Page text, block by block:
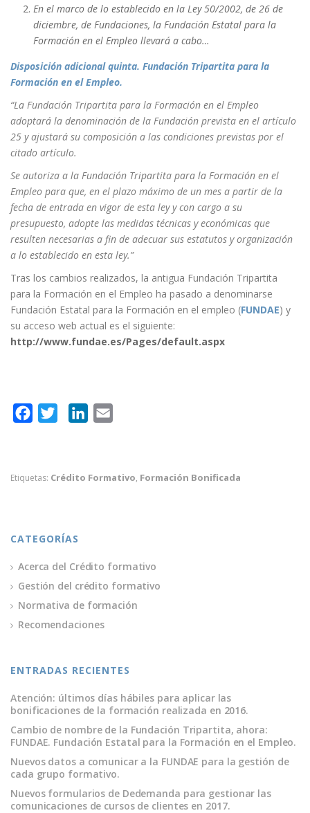
En el marco de lo establecido en la Ley 50/2002, de 26 de
diciembre, de Fundaciones, la Fundación Estatal para la
Formación en el Empleo llevará a cabo…
Disposición adicional quinta. Fundación Tripartita para la
Formación en el Empleo.
“La Fundación Tripartita para la Formación en el Empleo
adoptará la denominación de la Fundación prevista en el artículo
25 y ajustará su composición a las condiciones previstas por el
citado artículo.
Se autoriza a la Fundación Tripartita para la Formación en el
Empleo para que, en el plazo máximo de un mes a partir de la
fecha de entrada en vigor de esta ley y con cargo a su
presupuesto, adopte las medidas técnicas y económicas que
resulten necesarias a fin de adecuar sus estatutos y organización
a lo establecido en esta ley.”
Tras los cambios realizados, la antigua Fundación Tripartita
para la Formación en el Empleo ha pasado a denominarse
Fundación Estatal para la Formación en el empleo (FUNDAE) y
su acceso web actual es el siguiente:
http://www.fundae.es/Pages/default.aspx
e
t
k
Etiquetas: Crédito Formativo, Formación Bonificada
CATEGORÍAS
Acerca del Crédito formativo
Gestión del crédito formativo
Normativa de formación
Recomendaciones
ENTRADAS RECIENTES
Atención: últimos días hábiles para aplicar las
bonificaciones de la formación realizada en 2016.
Cambio de nombre de la Fundación Tripartita, ahora:
FUNDAE. Fundación Estatal para la Formación en el Empleo.
Nuevos datos a comunicar a la FUNDAE para la gestión de
cada grupo formativo.
Nuevos formularios de Dedemanda para gestionar las
comunicaciones de cursos de clientes en 2017.